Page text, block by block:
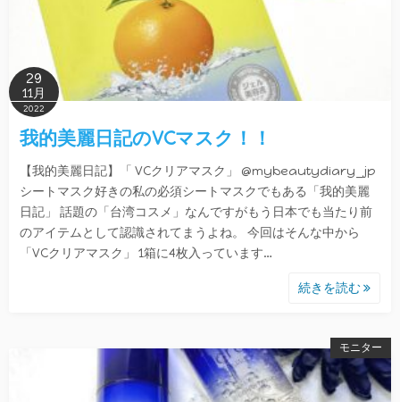
29
11月
2022
我的美麗日記のVCマスク！！
【我的美麗日記】「 VCクリアマスク」 @mybeautydiary_jp
シートマスク好きの私の必須シートマスクでもある「我的美麗
日記」 話題の「台湾コスメ」なんですがもう日本でも当たり前
のアイテムとして認識されてまうよね。 今回はそんな中から
「VCクリアマスク」 1箱に4枚入っています…
続きを読む
モニター